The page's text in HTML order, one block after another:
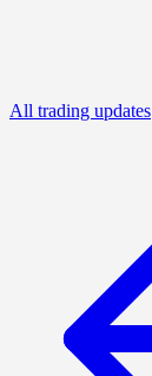
All trading updates